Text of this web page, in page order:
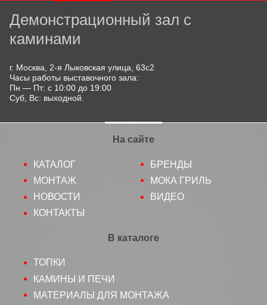
Демонстрационный зал с
каминами
г. Москва, 2-я Лыковская улица, 63с2
Часы работы выставочного зала:
Пн — Пт: с 10:00 до 19:00
Суб, Вс: выходной.
На сайте
КАТАЛОГ
БРЕНДЫ
МОНТАЖ
МОКА ГРИЛЬ
НОВОСТИ
ВИДЕО
КОНТАКТЫ
В каталоге
ТОПКИ
КАМИНЫ И ПЕЧИ
МАТЕРИАЛЫ ДЛЯ МОНТАЖА